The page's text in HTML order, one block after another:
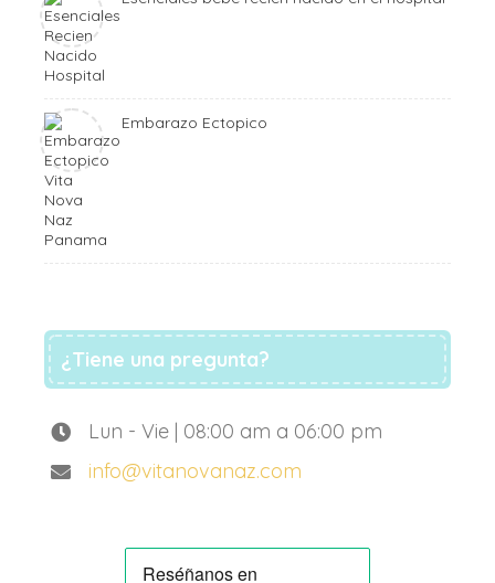
Embarazo Ectopico
¿Tiene una pregunta?
Lun - Vie | 08:00 am a 06:00 pm
info@vitanovanaz.com